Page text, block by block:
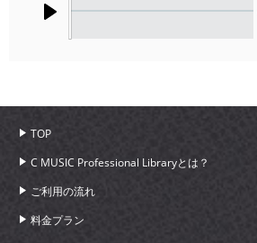
TOP
C MUSIC Professional Libraryとは？
ご利用の流れ
料金プラン